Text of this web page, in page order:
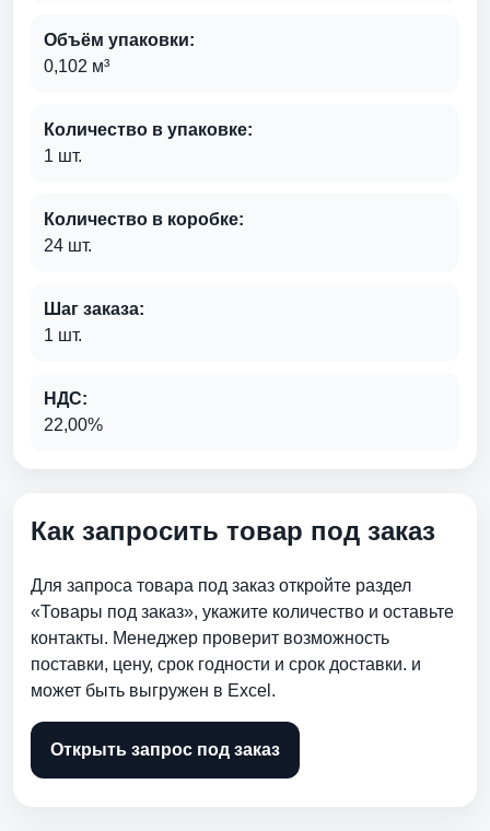
Объём упаковки:
0,102 м³
Количество в упаковке:
1 шт.
Количество в коробке:
24 шт.
Шаг заказа:
1 шт.
НДС:
22,00%
Как запросить товар под заказ
Для запроса товара под заказ откройте раздел
«Товары под заказ», укажите количество и оставьте
контакты. Менеджер проверит возможность
поставки, цену, срок годности и срок доставки. и
может быть выгружен в Excel.
Открыть запрос под заказ